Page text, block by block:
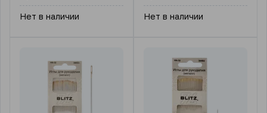
Нет в наличии Нет в наличии